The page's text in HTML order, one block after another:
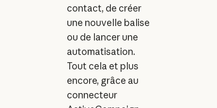
contact, de créer
une nouvelle balise
ou de lancer une
automatisation.
Tout cela et plus
encore, grâce au
connecteur